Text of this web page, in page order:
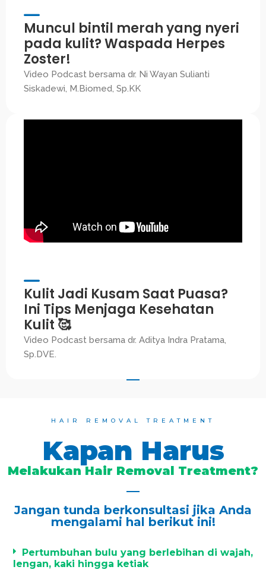
Muncul bintil merah yang nyeri
pada kulit? Waspada Herpes
Zoster!
Video Podcast bersama dr. Ni Wayan Sulianti
Siskadewi, M.Biomed, Sp.KK
Kulit Jadi Kusam Saat Puasa?
Ini Tips Menjaga Kesehatan
Kulit 🥰
Video Podcast bersama dr. Aditya Indra Pratama,
Sp.DVE.
HAIR REMOVAL TREATMENT
Kapan Harus
Melakukan Hair Removal Treatment?
Jangan tunda berkonsultasi jika Anda
mengalami hal berikut ini!
Pertumbuhan bulu yang berlebihan di wajah,
lengan, kaki hingga ketiak